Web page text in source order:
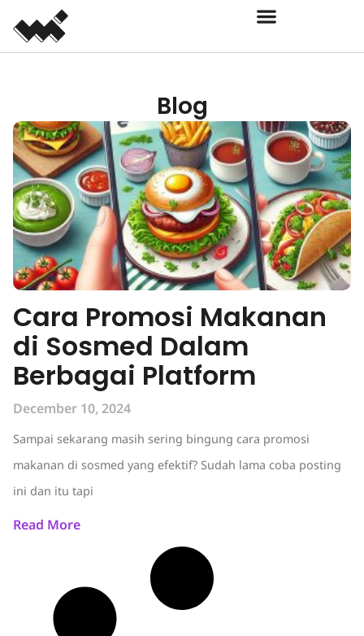
Blog
Cara Promosi Makanan
di Sosmed Dalam
Berbagai Platform
December 10, 2024
Sampai sekarang masih sering bingung cara promosi
makanan di sosmed yang efektif? Sudah lama coba posting
ini dan itu tapi
Read More